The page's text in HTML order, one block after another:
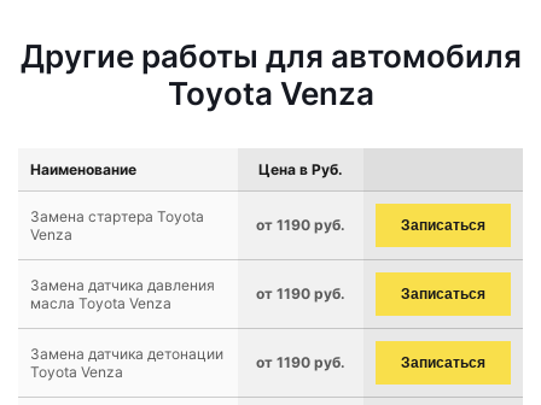
Другие работы для автомобиля
Toyota Venza
Наименование Цена в Руб.
Замена стартера Toyota
Venza
от 1190 руб. Записаться
Замена датчика давления
масла Toyota Venza
от 1190 руб. Записаться
Замена датчика детонации
Toyota Venza
от 1190 руб. Записаться